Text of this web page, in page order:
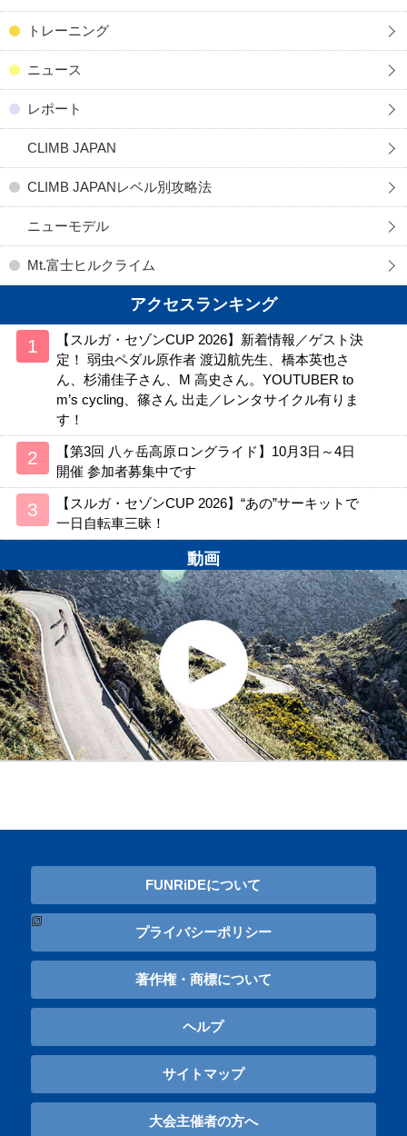
トレーニング
ニュース
レポート
CLIMB JAPAN
CLIMB JAPANレベル別攻略法
ニューモデル
Mt.富士ヒルクライム
アクセスランキング
【スルガ・セゾンCUP 2026】新着情報／ゲスト決
定！ 弱虫ペダル原作者 渡辺航先生、橋本英也さ
ん、杉浦佳子さん、M 高史さん。YOUTUBER to
m’s cycling、篠さん 出走／レンタサイクル有りま
す！
【第3回 八ヶ岳高原ロングライド】10月3日～4日
開催 参加者募集中です
【スルガ・セゾンCUP 2026】“あの”サーキットで
一日自転車三昧！
動画
FUNRiDEについて
プライバシーポリシー
著作権・商標について
ヘルプ
サイトマップ
大会主催者の方へ